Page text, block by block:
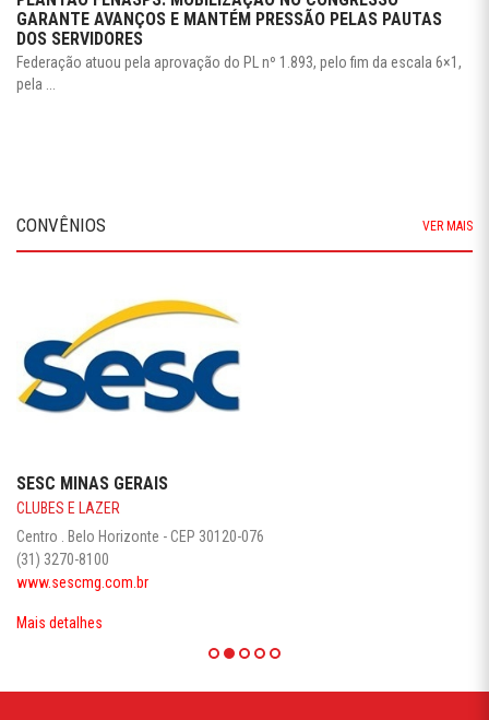
GARANTE AVANÇOS E MANTÉM PRESSÃO PELAS PAUTAS
DOS SERVIDORES
Federação atuou pela aprovação do PL nº 1.893, pelo fim da escala 6×1,
pela ...
CONVÊNIOS VER MAIS
SESC MINAS GERAIS
CLUBES E LAZER
Centro . Belo Horizonte - CEP 30120-076
(31) 3270-8100
www.sescmg.com.br
Mais detalhes